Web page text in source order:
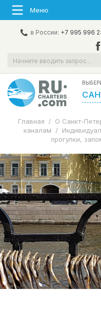
Меню
в России: +7 995 996
Главная / О Санкт-
каналам
/
прогулки,